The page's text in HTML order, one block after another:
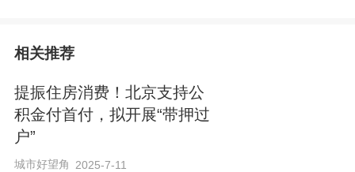
该模式可实现还清原贷款、解除原抵押、
存量房过户、申请新贷款和设立新抵押等
多项业务的集中办理，全流程资金监管更
是保障交易资金安全。
相关推荐
提振住房消费！北京支持公
积金付首付，拟开展“带押过
户”
城市好望角 2025-7-11